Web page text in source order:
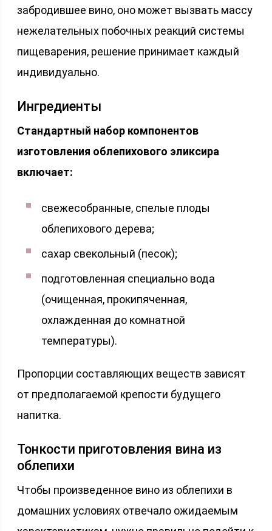
забродившее вино, оно может вызвать массу
нежелательных побочных реакций системы
пищеварения, решение принимает каждый
индивидуально.
Ингредиенты
Стандартный набор компонентов
изготовления облепихового эликсира
включает:
свежесобранные, спелые плоды
облепихового дерева;
сахар свекольный (песок);
подготовленная специально вода
(очищенная, прокипяченная,
охлажденная до комнатной
температуры).
Пропорции составляющих веществ зависят
от предполагаемой крепости будущего
напитка.
Тонкости приготовления вина из
облепихи
Чтобы произведенное вино из облепихи в
домашних условиях отвечало ожидаемым